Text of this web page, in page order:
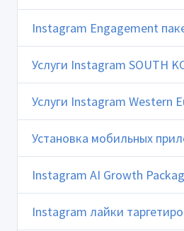
Instagram Engagement
Услуги Instagram SOUTH
Услуги Instagram Western
Установка мобильных
Instagram AI Growth
Instagram лайки